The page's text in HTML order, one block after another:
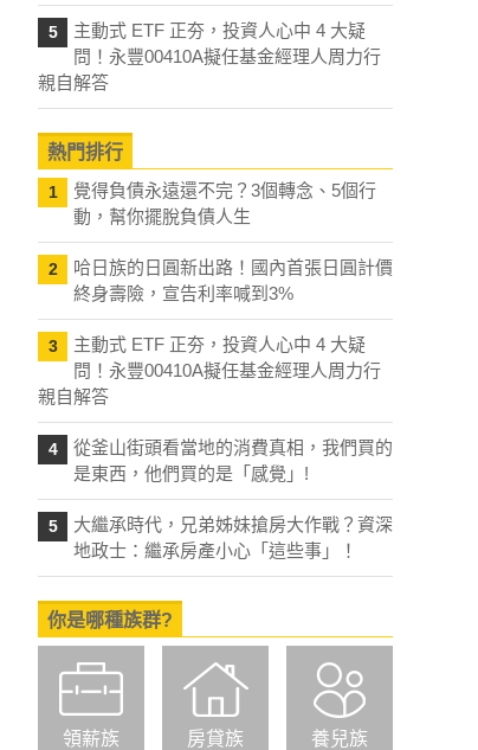
5
主動式 ETF 正夯，投資人心中 4 大疑
問！永豐00410A擬任基金經理人周力行
親自解答
熱門排行
1
覺得負債永遠還不完？3個轉念、5個行
動，幫你擺脫負債人生
2
哈日族的日圓新出路！國內首張日圓計價
終身壽險，宣告利率喊到3%
3
主動式 ETF 正夯，投資人心中 4 大疑
問！永豐00410A擬任基金經理人周力行
親自解答
4
從釜山街頭看當地的消費真相，我們買的
是東西，他們買的是「感覺」!
5
大繼承時代，兄弟姊妹搶房大作戰？資深
地政士：繼承房產小心「這些事」！
你是哪種族群?
領薪族 房貸族 養兒族